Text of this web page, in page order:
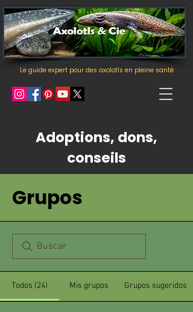
Le guide expert pour des axolotls en pleine santé
Adoptions, dons,
conseils
Grupos
Todos (24) Mis grupos Grupos sugeridos